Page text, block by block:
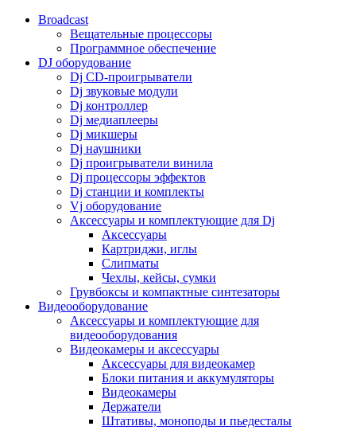
Broadcast
Вещательные процессоры
Программное обеспечение
DJ оборудование
Dj CD-проигрыватели
Dj звуковые модули
Dj контроллер
Dj медиаплееры
Dj микшеры
Dj наушники
Dj проигрыватели винила
Dj процессоры эффектов
Dj станции и комплекты
Vj оборудование
Аксессуары и комплектующие для Dj
Аксессуары
Картриджи, иглы
Слипматы
Чехлы, кейсы, сумки
Грувбоксы и компактные синтезаторы
Видеооборудование
Аксессуары и комплектующие для
видеооборудования
Видеокамеры и аксессуары
Аксессуары для видеокамер
Блоки питания и аккумуляторы
Видеокамеры
Держатели
Штативы, моноподы и пьедесталы